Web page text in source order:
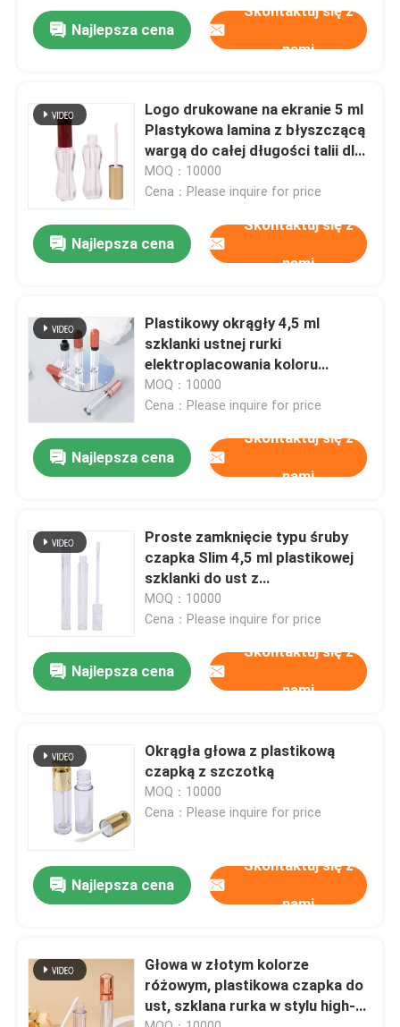
Produkty
O nas
Kontrola jakości
Skontaktuj się z nami
Aktualności
Sprawy
Mini Rozpylacz
Najlepsza cena
Skontaktuj się z
nami
Logo drukowane na ekranie 5 ml
Plastykowa lamina z błyszczącą
wargą do całej długości talii dla
wszystkich typów skóry
MOQ：10000
Cena：Please inquire for price
Najlepsza cena
Skontaktuj się z
nami
Plastikowy okrągły 4,5 ml
szklanki ustnej rurki
elektroplacowania koloru
pierścienia można dostosować
MOQ：10000
Cena：Please inquire for price
Najlepsza cena
Skontaktuj się z
nami
Proste zamknięcie typu śruby
czapka Slim 4,5 ml plastikowej
szklanki do ust z
dostosowywalnym logo
MOQ：10000
Cena：Please inquire for price
Najlepsza cena
Skontaktuj się z
nami
Okrągła głowa z plastikową
czapką z szczotką
MOQ：10000
Cena：Please inquire for price
Najlepsza cena
Skontaktuj się z
nami
Głowa w złotym kolorze
różowym, plastikowa czapka do
ust, szklana rurka w stylu high-